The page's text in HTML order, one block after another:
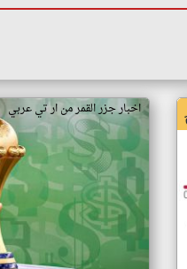
اخبار جزر القمر من ار تي عربي